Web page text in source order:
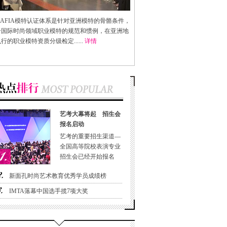
AFIA模特认证体系是针对亚洲模特的骨骼条件，
际时尚领域职业模特的规范和惯例，在亚洲地
的职业模特资质分级检定...... 详情
艺考大幕将起 招生会
报名启动
艺考的重要招生渠道—
全国高等院校表演专业
招生会已经开始报名
新面孔时尚艺术教育优秀学员成绩榜
IMTA落幕中国选手揽7项大奖